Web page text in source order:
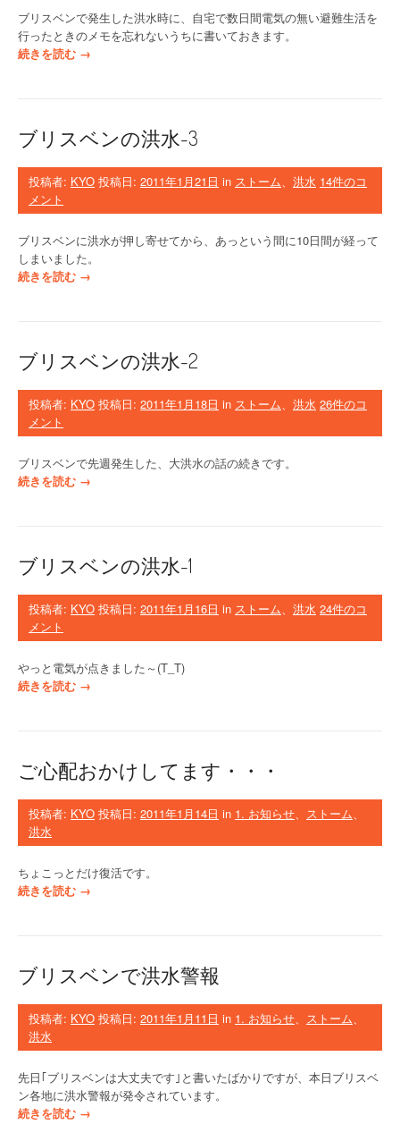
本
の
冷
ブリスベンで発生した洪水時に、自宅で数日間電気の無い避難生活を
行ったときのメモを忘れないうちに書いておきます。
続きを読む “
で
立
た
と
”
→
ブリスベンの洪水-3
投稿者: KYO 投稿日: 2011年1月21日 in ストーム 洪水 14件のコ
メント
ブリスベンに洪水が押し寄せてから、あっという間に10日間が経って
しまいました。
続きを読む “
ン
洪
-
”
→
ブリスベンの洪水-2
投稿者: KYO 投稿日: 2011年1月18日 in ストーム 洪水 26件のコ
メント
ブリスベンで先週発生した、大洪水の話の続きです。
続きを読む “
ン
洪
-
”
→
ブリスベンの洪水-1
投稿者: KYO 投稿日: 2011年1月16日 in ストーム 洪水 24件のコ
メント
やっと電気が点きました～(T_T)
続きを読む “
ン
洪
-
”
→
ご心配おかけしてます・・・
投稿者: KYO 投稿日: 2011年1月14日 in 1. お知らせ ストーム
洪水
ちょこっとだけ復活です。
続きを読む “
か
し
ま
・
・
・
→
ブリスベンで洪水警報
投稿者: KYO 投稿日: 2011年1月11日 in 1. お知らせ ストーム
洪水
先日｢ブリスベンは大丈夫です｣と書いたばかりですが、本日ブリスベ
ン各地に洪水警報が発令されています。
続きを読む “
→